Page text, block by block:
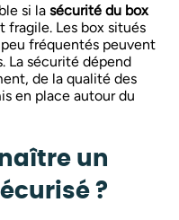
si la sécurité du box
fragile. Les box situés
fréquentés peuvent
La sécurité dépend
de la qualité des
en place autour du
un
?